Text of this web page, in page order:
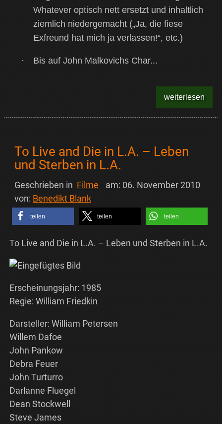
Whatever optisch nett ersetzt und inhaltlich
ziemlich niedergemacht („Ja, die fiese
Exfreund hat mich ja verlassen!“, etc.)
· Bis auf John Malkovichs Char...
weiterlesen
To Live and Die in L.A. – Leben
und Sterben in L.A.
Geschrieben in Filme am: 06. November 2010
von: Benedikt Blank
teilen teilen teilen
To Live and Die in L.A. – Leben und Sterben in L.A.
Erscheinungsjahr: 1985
Regie: William Friedkin
Darsteller: William Petersen
Willem Dafoe
John Pankow
Debra Feuer
John Turturro
Darlanne Fluegel
Dean Stockwell
Steve James